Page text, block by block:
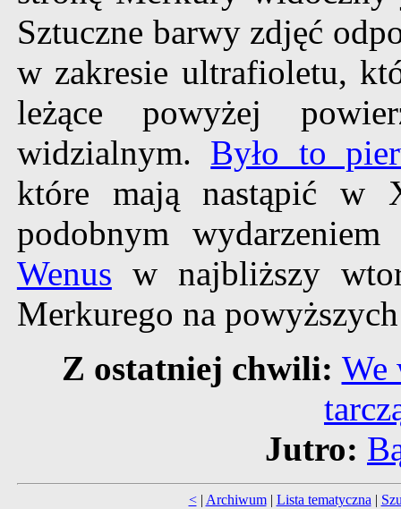
Sztuczne barwy zdjęć
w zakresie ultrafioletu,
leżące powyżej
widzialnym. Było to
które mają nastąpić
podobnym
Wenus w najbliższy
Merkurego na
Z ostatniej chwili: We
Jutro:
<| Archiwum| Lista tematyczna |